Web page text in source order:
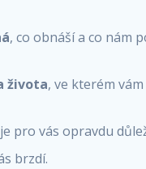
, co obnáší a co nám
života, ve kterém
pro vás opravdu
brzdí.